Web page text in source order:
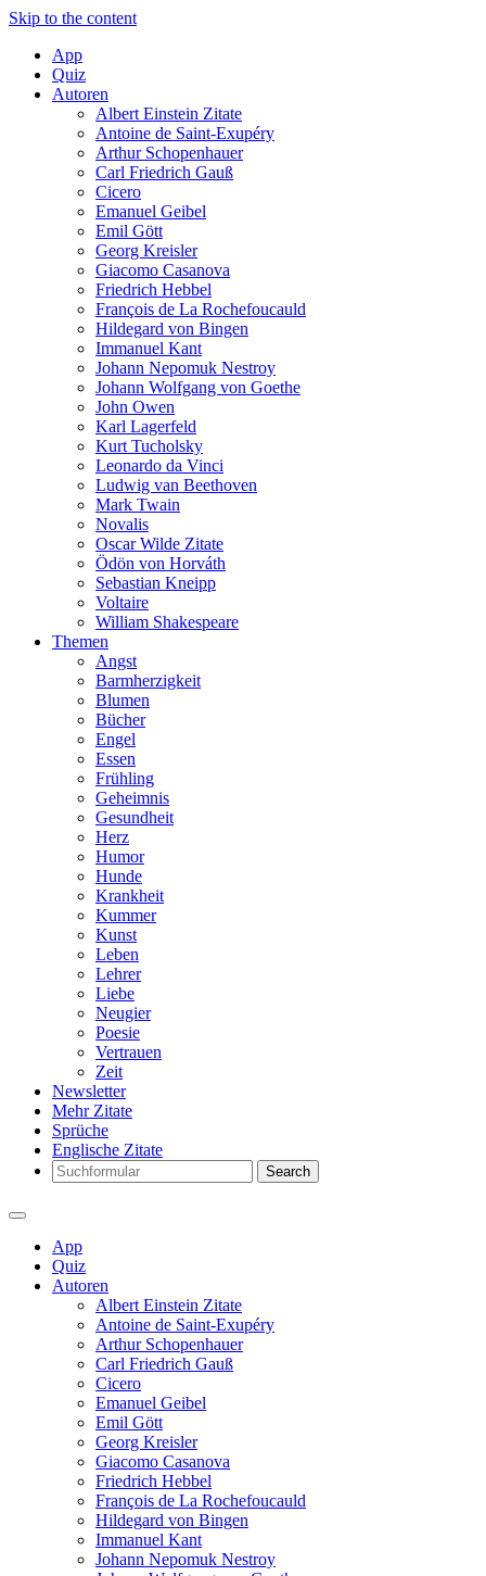
Skip to the content
App
Quiz
Autoren
Albert Einstein Zitate
Antoine de Saint-Exupéry
Arthur Schopenhauer
Carl Friedrich Gauß
Cicero
Emanuel Geibel
Emil Gött
Georg Kreisler
Giacomo Casanova
Friedrich Hebbel
François de La Rochefoucauld
Hildegard von Bingen
Immanuel Kant
Johann Nepomuk Nestroy
Johann Wolfgang von Goethe
John Owen
Karl Lagerfeld
Kurt Tucholsky
Leonardo da Vinci
Ludwig van Beethoven
Mark Twain
Novalis
Oscar Wilde Zitate
Ödön von Horváth
Sebastian Kneipp
Voltaire
William Shakespeare
Themen
Angst
Barmherzigkeit
Blumen
Bücher
Engel
Essen
Frühling
Geheimnis
Gesundheit
Herz
Humor
Hunde
Krankheit
Kummer
Kunst
Leben
Lehrer
Liebe
Neugier
Poesie
Vertrauen
Zeit
Newsletter
Mehr Zitate
Sprüche
Englische Zitate
Search
App
Quiz
Autoren
Albert Einstein Zitate
Antoine de Saint-Exupéry
Arthur Schopenhauer
Carl Friedrich Gauß
Cicero
Emanuel Geibel
Emil Gött
Georg Kreisler
Giacomo Casanova
Friedrich Hebbel
François de La Rochefoucauld
Hildegard von Bingen
Immanuel Kant
Johann Nepomuk Nestroy